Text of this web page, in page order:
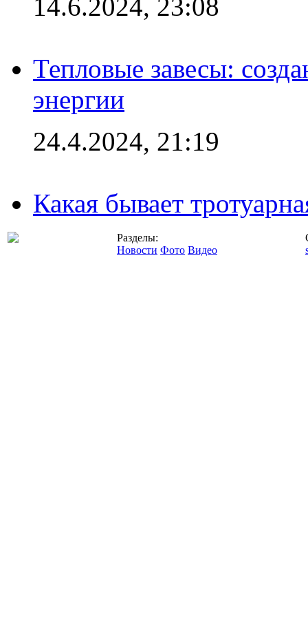
14.6.2024, 23:08
Тепловые завесы:
энергии
24.4.2024, 21:19
Какая бывает
Разделы:
Новости Фото Видео